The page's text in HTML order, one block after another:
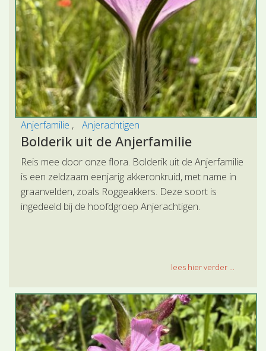
Anjerfamilie Anjerachtigen
Bolderik uit de Anjerfamilie
Reis mee door onze flora. Bolderik uit de Anjerfamilie
is een zeldzaam eenjarig akkeronkruid, met name in
graanvelden, zoals Roggeakkers. Deze soort is
ingedeeld bij de hoofdgroep Anjerachtigen.
lees hier verder ...